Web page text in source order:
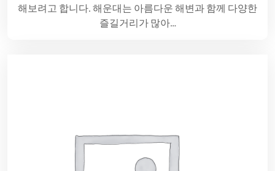
해보려고 합니다. 해운대는 아름다운 해변과 함께 다양한
즐길거리가 많아…